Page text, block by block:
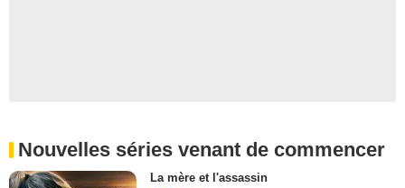
Nouvelles séries venant de commencer
La mère et l'assassin